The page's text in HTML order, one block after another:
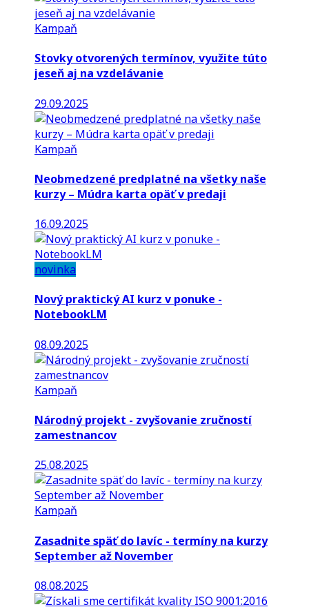
Kampaň
Stovky otvorených termínov, využite túto
jeseň aj na vzdelávanie
29.09.2025
Kampaň
Neobmedzené predplatné na všetky naše
kurzy – Múdra karta opäť v predaji
16.09.2025
novinka
Nový praktický AI kurz v ponuke -
NotebookLM
08.09.2025
Kampaň
Národný projekt - zvyšovanie zručností
zamestnancov
25.08.2025
Kampaň
Zasadnite späť do lavíc - termíny na kurzy
September až November
08.08.2025